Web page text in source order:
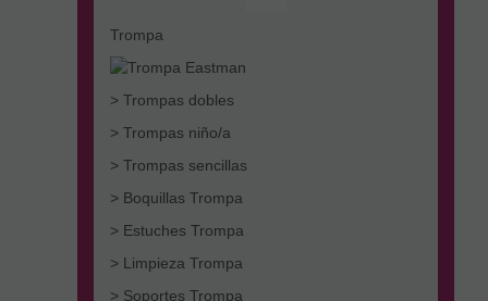
Trompa
> Trompas dobles
> Trompas niño/a
> Trompas sencillas
> Boquillas Trompa
> Estuches Trompa
> Limpieza Trompa
> Soportes Trompa